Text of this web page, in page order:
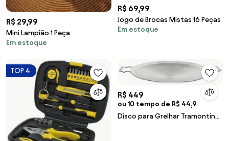
R$ 29,99
Mini Lampião 1 Peça
Em estoque
R$ 69,99
Jogo de Brocas Mistas 16 Peças
Em estoque
TOP 4
R$ 449
ou 10 tempo de R$ 44,9
Disco para Grelhar Tramontina